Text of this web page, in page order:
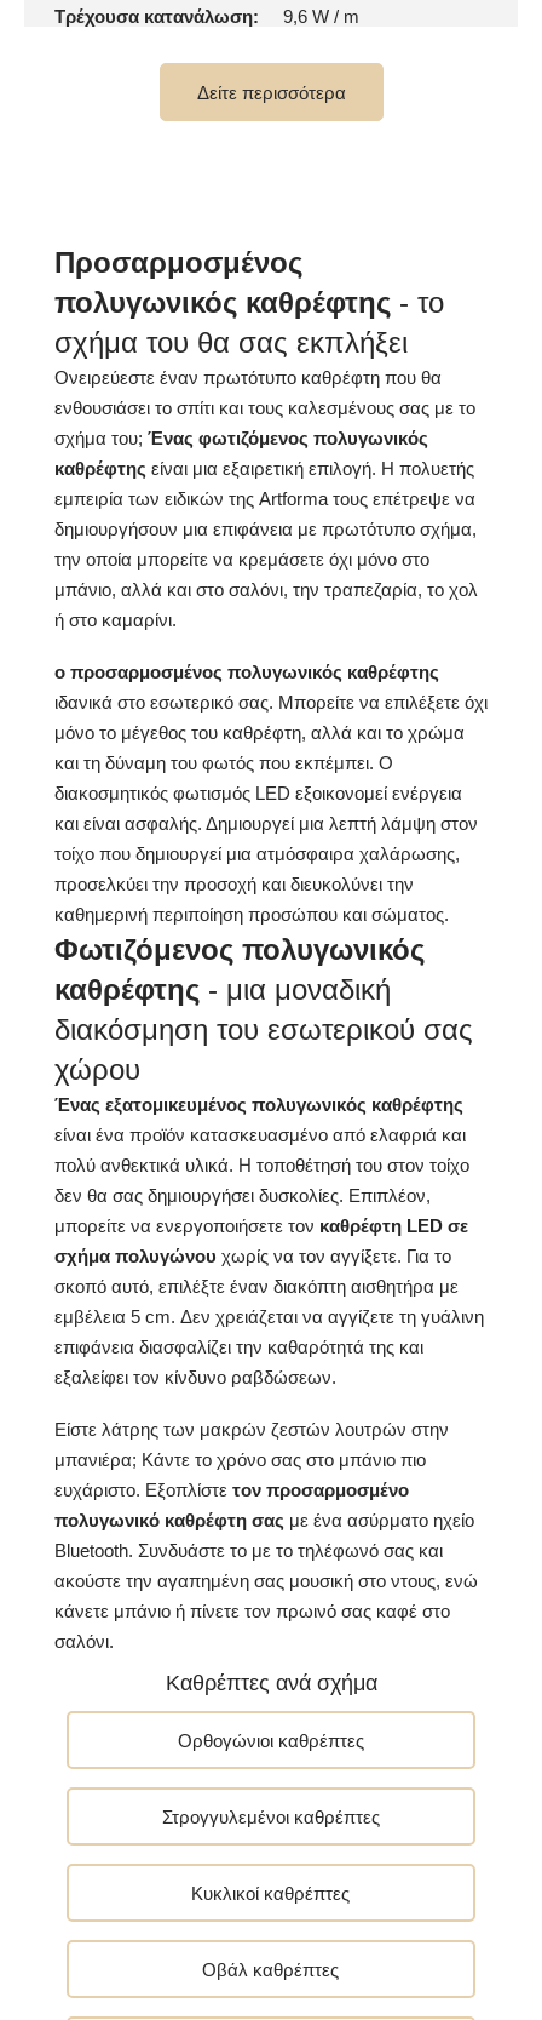
Τρέχουσα κατανάλωση: 9,6 W / m
Πάχος γυαλιού: 4 χιλ
Αριθμός LED:
Διάρκεια ζωής LED:
έως 15 000 ώρες
Philips LED 45 000h
Χρώμα LED:
kρύο 7000K
oυδέτερο 4500Κ
Philips LED κρύο
6500K
Philips LED ουδέτερο
4500K
DualColor 2800K -
Ισχύς φωτισμού LED:
Standard LED 1020lm /
Intensive LED 1200lm /
Philips LED 1500lm
Εγγύηση: ΝΑΙ, 2 χρόνια
Δείτε περισσότερα
Προσαρμοσμένος
πολυγωνικός καθρέφτης - το
σχήμα του θα σας εκπλήξει
Ονειρεύεστε έναν πρωτότυπο καθρέφτη που θα
ενθουσιάσει το σπίτι και τους καλεσμένους σας με το
σχήμα του; Ένας φωτιζόμενος πολυγωνικός
καθρέφτης είναι μια εξαιρετική επιλογή. Η πολυετής
εμπειρία των ειδικών της Artforma τους επέτρεψε να
δημιουργήσουν μια επιφάνεια με πρωτότυπο σχήμα,
την οποία μπορείτε να κρεμάσετε όχι μόνο στο
μπάνιο, αλλά και στο σαλόνι, την τραπεζαρία, το χολ
ή στο καμαρίνι.
ο προσαρμοσμένος πολυγωνικός καθρέφτης
ιδανικά στο εσωτερικό σας. Μπορείτε να επιλέξετε όχι
μόνο το μέγεθος του καθρέφτη, αλλά και το χρώμα
και τη δύναμη του φωτός που εκπέμπει. Ο
διακοσμητικός φωτισμός LED εξοικονομεί ενέργεια
και είναι ασφαλής. Δημιουργεί μια λεπτή λάμψη στον
τοίχο που δημιουργεί μια ατμόσφαιρα χαλάρωσης,
προσελκύει την προσοχή και διευκολύνει την
καθημερινή περιποίηση προσώπου και σώματος.
Φωτιζόμενος πολυγωνικός
καθρέφτης - μια μοναδική
διακόσμηση του εσωτερικού σας
χώρου
Ένας εξατομικευμένος πολυγωνικός καθρέφτης
είναι ένα προϊόν κατασκευασμένο από ελαφριά και
πολύ ανθεκτικά υλικά. Η τοποθέτησή του στον τοίχο
δεν θα σας δημιουργήσει δυσκολίες. Επιπλέον,
μπορείτε να ενεργοποιήσετε τον καθρέφτη LED σε
σχήμα πολυγώνου χωρίς να τον αγγίξετε. Για το
σκοπό αυτό, επιλέξτε έναν διακόπτη αισθητήρα με
εμβέλεια 5 cm. Δεν χρειάζεται να αγγίζετε τη γυάλινη
επιφάνεια διασφαλίζει την καθαρότητά της και
εξαλείφει τον κίνδυνο ραβδώσεων.
Είστε λάτρης των μακρών ζεστών λουτρών στην
μπανιέρα; Κάντε το χρόνο σας στο μπάνιο πιο
ευχάριστο. Εξοπλίστε τον προσαρμοσμένο
πολυγωνικό καθρέφτη σας με ένα ασύρματο ηχείο
Bluetooth. Συνδυάστε το με το τηλέφωνό σας και
ακούστε την αγαπημένη σας μουσική στο ντους, ενώ
κάνετε μπάνιο ή πίνετε τον πρωινό σας καφέ στο
σαλόνι.
Καθρέπτες ανά σχήμα
Ορθογώνιοι καθρέπτες
Στρογγυλεμένοι καθρέπτες
Κυκλικοί καθρέπτες
Οβάλ καθρέπτες